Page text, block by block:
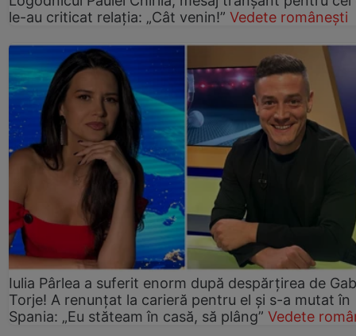
le-au criticat relația: „Cât venin!” Vedete românești
Iulia Pârlea a suferit enorm după despărțirea de
Torje! A renunțat la carieră pentru el și s-a mutat în
Spania: „Eu stăteam în casă, să plâng” Vedete